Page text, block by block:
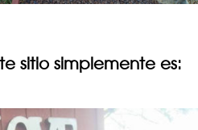
sitio simplemente es: